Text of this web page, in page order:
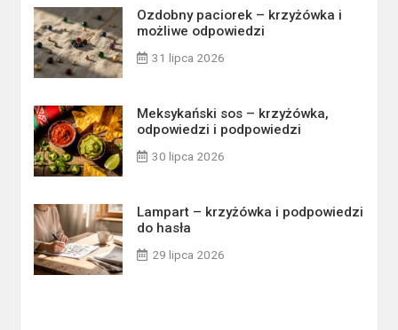
Ozdobny paciorek – krzyżówka i
możliwe odpowiedzi
31 lipca 2026
Meksykański sos – krzyżówka,
odpowiedzi i podpowiedzi
30 lipca 2026
Lampart – krzyżówka i podpowiedzi
do hasła
29 lipca 2026